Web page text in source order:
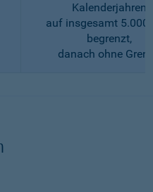
Kalenderjahren
auf insgesamt 5.000
begrenzt,
danach ohne